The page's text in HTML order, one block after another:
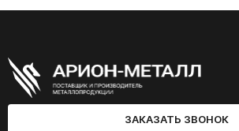
ЗАКАЗАТЬ ЗВОНОК